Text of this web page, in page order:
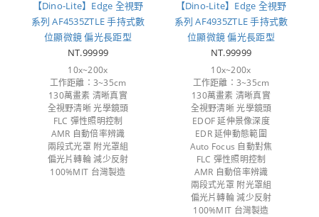
【Dino-Lite】Edge 全視野
系列 AF4535ZTLE 手持式數
位顯微鏡 偏光長距型
NT.99999
10x~200x
工作距離：3~35cm
130萬畫素 清晰真實
全視野清晰 光學鏡頭
FLC 彈性照明控制
AMR 自動倍率辨識
兩段式光罩 附光罩組
偏光片轉輪 減少反射
100%MIT 台灣製造
【Dino-Lite】Edge 全視野
系列 AF4935ZTLE 手持式數
位顯微鏡 偏光長距型
NT.99999
10x~200x
工作距離：3~35cm
130萬畫素 清晰真實
全視野清晰 光學鏡頭
EDOF 延伸景像深度
EDR 延伸動態範圍
Auto Focus 自動對焦
FLC 彈性照明控制
AMR 自動倍率辨識
兩段式光罩 附光罩組
偏光片轉輪 減少反射
100%MIT 台灣製造